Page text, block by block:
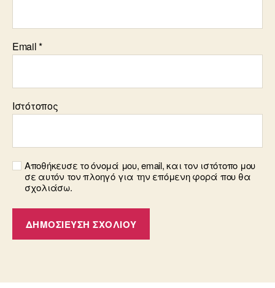
Email*
Ιστότοπος
Αποθήκευσε το όνομά μου, email, και τον ιστότοπο μου
σε αυτόν τον πλοηγό για την επόμενη φορά που θα
σχολιάσω.